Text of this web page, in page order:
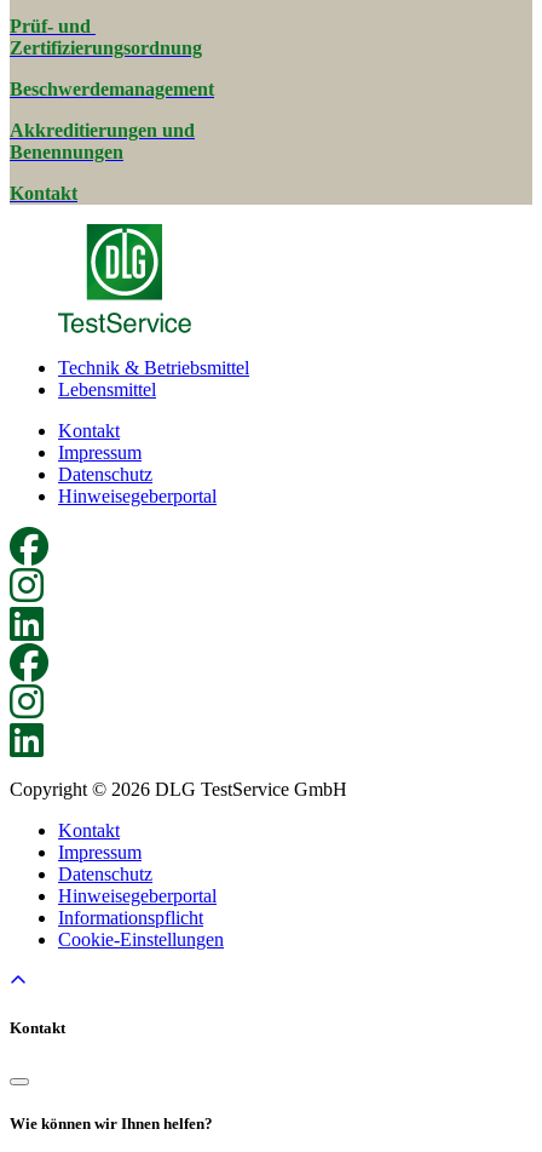
Prüf- und
Zertifizierungsordnung
Beschwerde­management
Akkreditierungen und
Benennungen
Kontakt
Technik & Betriebsmittel
Lebensmittel
Kontakt
Impressum
Datenschutz
Hinweisegeberportal
Copyright © 2026 DLG TestService GmbH
Kontakt
Impressum
Datenschutz
Hinweisegeberportal
Informationspflicht
Cookie-Einstellungen
Kontakt
Wie können wir Ihnen helfen?